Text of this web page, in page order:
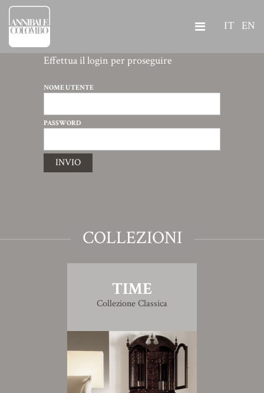
IT EN
Effettua il login per proseguire
NOME UTENTE
PASSWORD
INVIO
COLLEZIONI
TIME
Collezione Classica